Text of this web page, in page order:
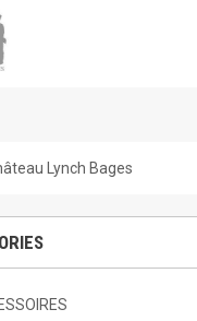
Lynch Bages